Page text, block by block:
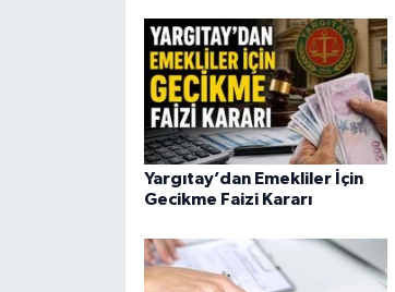
Yargıtay’dan Emekliler İçin
Gecikme Faizi Kararı